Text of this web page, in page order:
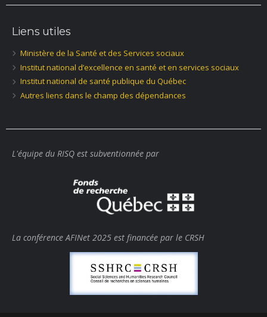
Liens utiles
Ministère de la Santé et des Services sociaux
Institut national d’excellence en santé et en services sociaux
Institut national de santé publique du Québec
Autres liens dans le champ des dépendances
L'équipe du RISQ est subventionnée par
La conférence AFINet 2025 est financée par le CRSH